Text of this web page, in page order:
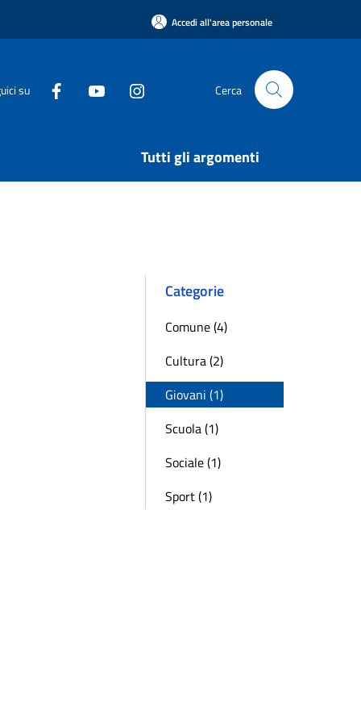
Accedi all'area personale
su Cerca
Tutti gli argomenti
Categorie
Comune (4)
Cultura (2)
Giovani (1)
Scuola (1)
Sociale (1)
Sport (1)